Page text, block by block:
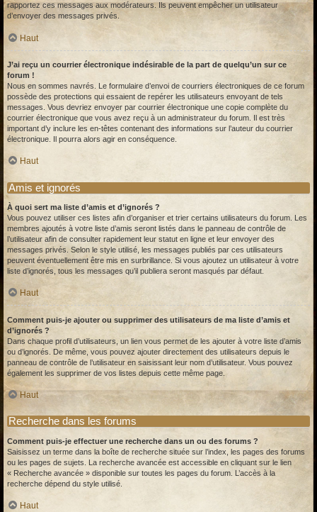
rapportez ces messages aux modérateurs. Ils peuvent empêcher un utilisateur
d’envoyer des messages privés.
Haut
J’ai reçu un courrier électronique indésirable de la part de quelqu’un sur ce
forum !
Nous en sommes navrés. Le formulaire d’envoi de courriers électroniques de ce forum
possède des protections qui essaient de repérer les utilisateurs envoyant de tels
messages. Vous devriez envoyer par courrier électronique une copie complète du
courrier électronique que vous avez reçu à un administrateur du forum. Il est très
important d’y inclure les en-têtes contenant des informations sur l’auteur du courrier
électronique. Il pourra alors agir en conséquence.
Haut
Amis et ignorés
À quoi sert ma liste d’amis et d’ignorés ?
Vous pouvez utiliser ces listes afin d’organiser et trier certains utilisateurs du forum. Les
membres ajoutés à votre liste d’amis seront listés dans le panneau de contrôle de
l’utilisateur afin de consulter rapidement leur statut en ligne et leur envoyer des
messages privés. Selon le style utilisé, les messages publiés par ces utilisateurs
peuvent éventuellement être mis en surbrillance. Si vous ajoutez un utilisateur à votre
liste d’ignorés, tous les messages qu’il publiera seront masqués par défaut.
Haut
Comment puis-je ajouter ou supprimer des utilisateurs de ma liste d’amis et
d’ignorés ?
Dans chaque profil d’utilisateurs, un lien vous permet de les ajouter à votre liste d’amis
ou d’ignorés. De même, vous pouvez ajouter directement des utilisateurs depuis le
panneau de contrôle de l’utilisateur en saisissant leur nom d’utilisateur. Vous pouvez
également les supprimer de vos listes depuis cette même page.
Haut
Recherche dans les forums
Comment puis-je effectuer une recherche dans un ou des forums ?
Saisissez un terme dans la boîte de recherche située sur l’index, les pages des forums
ou les pages de sujets. La recherche avancée est accessible en cliquant sur le lien
« Recherche avancée » disponible sur toutes les pages du forum. L’accès à la
recherche dépend du style utilisé.
Haut